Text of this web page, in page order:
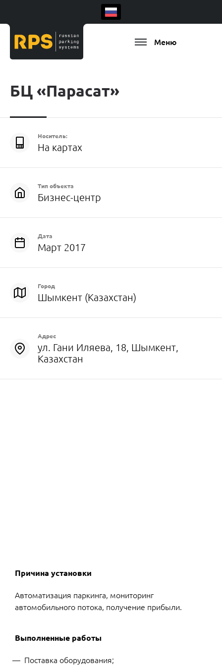
Меню
Есть ваш регион
БЦ «Парасат»
Причина установки
Автоматизация паркинга, мониторинг
автомобильного потока, получение прибыли.
Выполненные работы
Поставка оборудования;
Носитель:
На картах
Тип объекта
Бизнес-центр
Дата
Март 2017
Город
Шымкент (Казахстан)
Адрес
ул. Гани Иляева, 18, Шымкент,
Казахстан